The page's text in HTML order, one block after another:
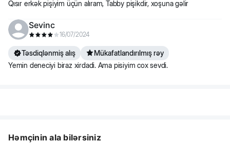
Qısır erkək pişiyim üçün alıram, Tabby pişikdir, xoşuna gəlir
Sevinc
16/07/2024
Təsdiqlənmiş alış
Mükafatlandırılmış rəy
Yemin deneciyi biraz xirdadi. Ama pisiyim cox sevdi.
Həmçinin ala bilərsiniz